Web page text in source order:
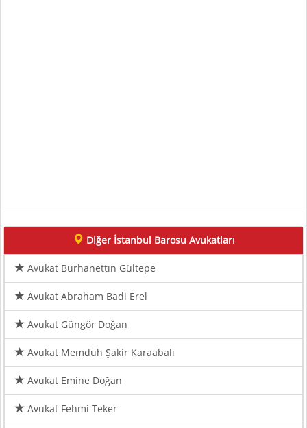
Diğer İstanbul Barosu Avukatları
Avukat Burhanettın Gültepe
Avukat Abraham Badi Erel
Avukat Güngör Doğan
Avukat Memduh Şakir Karaabalı
Avukat Emine Doğan
Avukat Fehmi Teker